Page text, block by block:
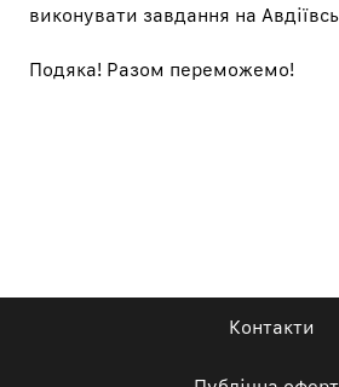
виконувати завдання на
Подяка! Разом переможемо!
Контакти